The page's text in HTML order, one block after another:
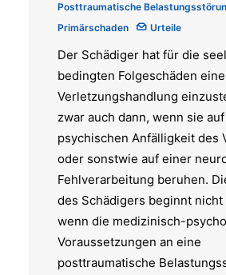
Posttraumatische
Primärschaden
Urteile
Der Schädiger hat für die
bedingten Folgeschäden
Verletzungshandlung
zwar auch dann, wenn sie
psychischen Anfälligkeit des
oder sonstwie auf einer
Fehlverarbeitung beruhen.
des Schädigers beginnt nicht
wenn die medizinisch-
Voraussetzungen an eine
posttraumatische